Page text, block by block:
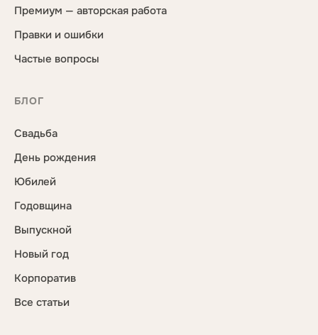
Премиум — авторская работа
Правки и ошибки
Частые вопросы
БЛОГ
Свадьба
День рождения
Юбилей
Годовщина
Выпускной
Новый год
Корпоратив
Все статьи